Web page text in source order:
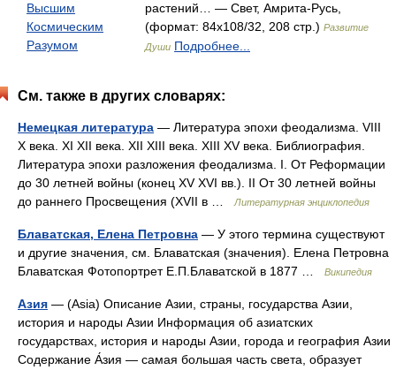
Высшим
Космическим
Разумом
растений… — Свет, Амрита-Русь,
(формат: 84x108/32, 208 стр.) Развитие
Души Подробнее...
См. также в других словарях:
Немецкая литература — Литература эпохи феодализма. VIII
X века. XI XII века. XII XIII века. XIII XV века. Библиография.
Литература эпохи разложения феодализма. I. От Реформации
до 30 летней войны (конец XV XVI вв.). II От 30 летней войны
до раннего Просвещения (XVII в …
Литературная энциклопедия
Блаватская, Елена Петровна — У этого термина существуют
и другие значения, см. Блаватская (значения). Елена Петровна
Блаватская Фотопортрет Е.П.Блаватской в 1877 …
Википедия
Азия — (Asia) Описание Азии, страны, государства Азии,
история и народы Азии Информация об азиатских
государствах, история и народы Азии, города и география Азии
Содержание А́зия — самая большая часть света, образует